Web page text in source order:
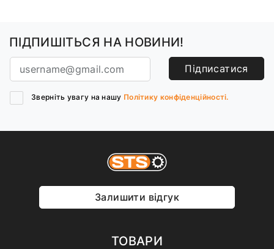
ПІДПИШІТЬСЯ НА НОВИНИ!
Підписатися
Зверніть увагу на нашу Політику конфіденційності.
Залишити відгук
ТОВАРИ